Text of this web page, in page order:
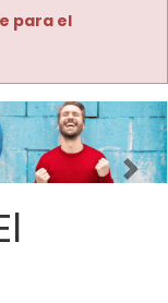
para el